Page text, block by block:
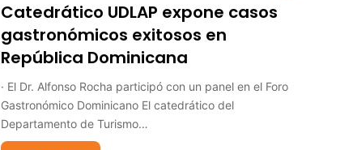
Catedrático UDLAP expone casos
gastronómicos exitosos en
República Dominicana
· El Dr. Alfonso Rocha participó con un panel en el Foro
Gastronómico Dominicano El catedrático del
Departamento de Turismo…